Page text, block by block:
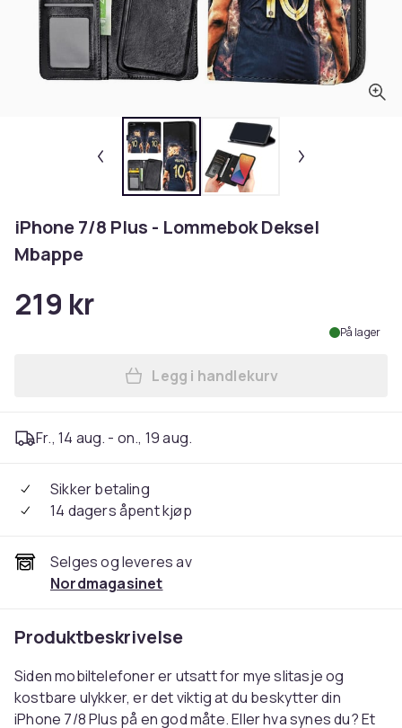
iPhone 7/8 Plus - Lommebok Deksel
Mbappe
219 kr
På lager
Legg iPhone 7/8 Plus -
Legg i handlekurv
Fr., 14 aug. - on., 19 aug.
Sikker betaling
14 dagers åpent kjøp
Selges og leveres av
Nordmagasinet
Produktbeskrivelse
Siden mobiltelefoner er utsatt for mye slitasje og
kostbare ulykker, er det viktig at du beskytter din
iPhone 7/8 Plus på en god måte. Eller hva synes du? Et